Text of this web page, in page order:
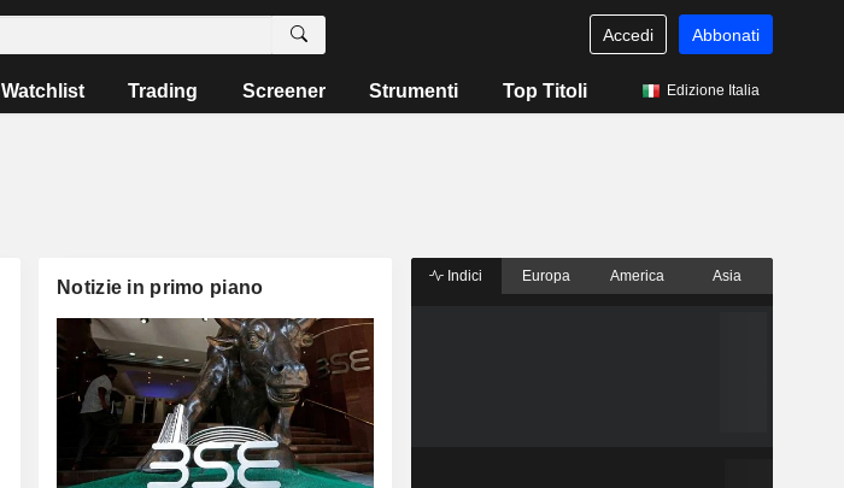
Accedi Abbonati
Watchlist Trading Screener Strumenti Top Titoli Edizione Italia
Notizie in primo piano
Indici Europa America Asia